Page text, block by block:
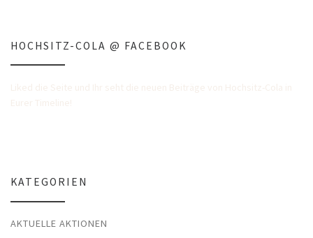
HOCHSITZ-COLA @ FACEBOOK
KATEGORIEN
AKTUELLE AKTIONEN